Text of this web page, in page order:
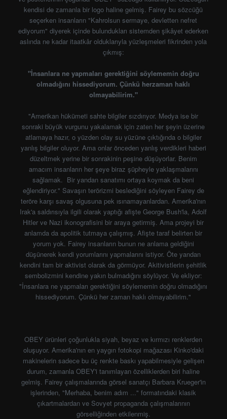
kendisi de zamanla bir logo haline gelmiş. Fairey bu sözcüğü
seçerken insanların "Kahrolsun sermaye, devletten nefret
ediyorum" diyerek içinde bulundukları sistemden şikâyet ederken
aslında ne kadar itaatkâr olduklarıyla yüzleşmeleri fikrinden yola
çıkmış:
"İnsanlara ne yapmaları gerektiğini söylememin doğru
olmadığını hissediyorum. Çünkü herzaman haklı
olmayabilirim."
"Amerikan hükümeti sahte bilgiler sızdırıyor. Medya ise bir
sonraki büyük vurgunu yakalamak için zaten her şeyin üzerine
atlamaya hazır, o yüzden olay su yüzüne çıktığında o bilgiler
yanlış bilgiler oluyor. Ama onlar önceden yanlış verdikleri haberi
düzeltmek yerine bir sonrakinin peşine düşüyorlar. Benim
amacım insanların her şeye biraz şüpheyle yaklaşmalarını
sağlamak. Bir yandan sanatımı ortaya koymak da beni
eğlendiriyor." Savaşın terörizmi beslediğini söyleyen Fairey de
teröre karşı savaş olgusuna pek ısınamayanlardan. Amerika'nın
Irak'a saldırısıyla ilgili olarak yaptığı afişte George Bush'la, Adolf
Hitler ve Nazi ikonografisini bir araya getirmiş. Ama projeyi bir
anlamda da apolitik tutmaya çalışmış. Afişte taraf belirten bir
yorum yok. Fairey insanların bunun ne anlama geldiğini
düşünerek kendi yorumlarını yapmalarını istiyor. Öte yandan
kendini tam bir aktivist olarak da görmüyor. Akitivistlerin şehitlik
sembolizmini kendine yakın bulmadığını söylüyor. Ve ekliyor:
"İnsanlara ne yapmaları gerektiğini söylememin doğru olmadığını
hissediyorum. Çünkü her zaman haklı olmayabilirim."
OBEY ürünleri çoğunlukla siyah, beyaz ve kırmızı renklerden
oluşuyor. Amerika'nın en yaygın fotokopi mağazası Kinko'daki
makinelerin sadece bu üç renkte baskı yapabilmesiyle gelişen
durum, zamanla OBEY'i tanımlayan özelliklerden biri haline
gelmiş. Fairey çalışmalarında görsel sanatçı Barbara Krueger'in
işlerinden, "Merhaba, benim adım ..." formatındaki klasik
çıkartmalardan ve Sovyet propaganda çalışmalarının
görselliğinden etkilenmiş.